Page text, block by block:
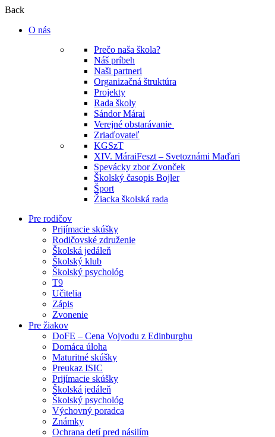
Back
O nás
Prečo naša škola?
Náš príbeh
Naši partneri
Organizačná štruktúra
Projekty
Rada školy
Sándor Márai
Verejné obstarávanie
Zriaďovateľ
KGSzT
XIV. MáraiFeszt – Svetoznámi Maďari
Spevácky zbor Zvonček
Školský časopis Bojler
Šport
Žiacka školská rada
Pre rodičov
Prijímacie skúšky
Rodičovské združenie
Školská jedáleň
Školský klub
Školský psychológ
T9
Učitelia
Zápis
Zvonenie
Pre žiakov
DoFE – Cena Vojvodu z Edinburghu
Domáca úloha
Maturitné skúšky
Preukaz ISIC
Prijímacie skúšky
Školská jedáleň
Školský psychológ
Výchovný poradca
Známky
Ochrana detí pred násilím